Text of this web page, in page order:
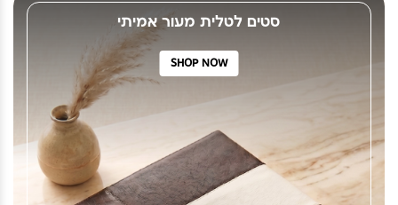
סטים לטלית מעור אמיתי
SHOP NOW